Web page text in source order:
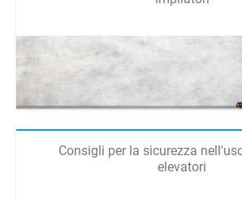
Consigli per la sicurezza
elevatori